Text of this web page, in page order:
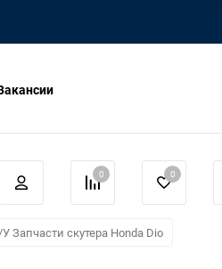
0 0
Запчасти скутера Honda Dio